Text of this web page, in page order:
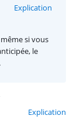
Explication
Explication
si vous
le